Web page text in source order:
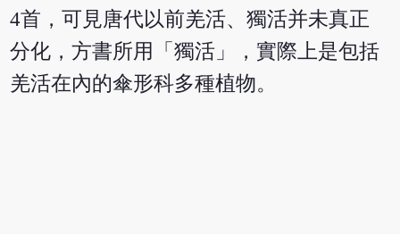
4首，可見唐代以前羌活、獨活并未真正
分化，方書所用「獨活」，實際上是包括
羌活在內的傘形科多種植物。